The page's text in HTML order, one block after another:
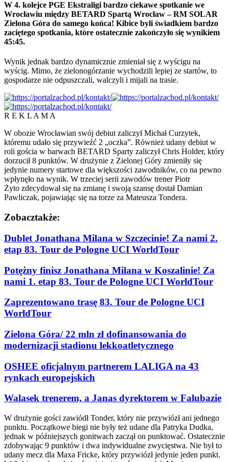
W 4. kolejce PGE Ekstraligi bardzo ciekawe spotkanie we
Wrocławiu między BETARD Spartą Wrocław – RM SOLAR
Zielona Góra do samego końca! Kibice byli świadkiem bardzo
zaciętego spotkania, które ostatecznie zakończyło się wynikiem
45:45.
Wynik jednak bardzo dynamicznie zmieniał się z wyścigu na
wyścig. Mimo, że zielonogórzanie wychodzili lepiej ze startów, to
gospodarze nie odpuszczali, walczyli i mijali na trasie.
R E K L A M A
W obozie Wrocławian swój debiut zaliczył Michał Curzytek,
któremu udało się przywieźć 2 „oczka”. Również udany debiut w
roli gościa w barwach BETARD Sparty zaliczył Chris Holder, który
dorzucił 8 punktów. W drużynie z Zielonej Góry zmieniły się
jedynie numery startowe dla większości zawodników, co na pewno
wpłynęło na wynik. W trzeciej serii zawodów trener Piotr
Żyto zdecydował się na zmianę i swoją szansę dostał Damian
Pawliczak, pojawiając się na torze za Mateusza Tondera.
Zobacztakże:
Dublet Jonathana Milana w Szczecinie! Za nami 2.
etap 83. Tour de Pologne UCI WorldTour
Potężny finisz Jonathana Milana w Koszalinie! Za
nami 1. etap 83. Tour de Pologne UCI WorldTour
Zaprezentowano trasę 83. Tour de Pologne UCI
WorldTour
Zielona Góra/ 22 mln zł dofinansowania do
modernizacji stadionu lekkoatletycznego
OSHEE oficjalnym partnerem LALIGA na 43
rynkach europejskich
Walasek trenerem, a Janas dyrektorem w Falubazie
W drużynie gości zawiódł Tonder, który nie przywiózł ani jednego
punktu. Początkowe biegi nie były też udane dla Patryka Dudka,
jednak w późniejszych gonitwach zaczął on punktować. Ostatecznie
zdobywając 9 punktów i dwa indywidualne zwycięstwa. Nie był to
udany mecz dla Maxa Fricke, który przywiózł jedynie jeden punkt.